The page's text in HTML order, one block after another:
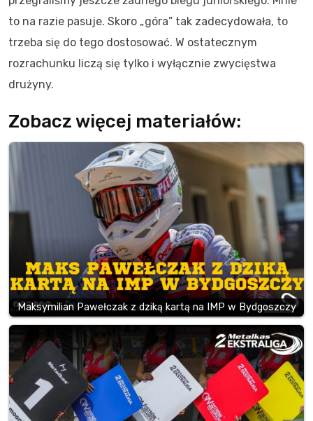
to na razie pasuje. Skoro „góra” tak zadecydowała, to
trzeba się do tego dostosować. W ostatecznym
rozrachunku liczą się tylko i wyłącznie zwycięstwa
drużyny.
Zobacz więcej materiałów:
Maksymilian Pawełczak z dziką kartą na IMP w Bydgoszczy